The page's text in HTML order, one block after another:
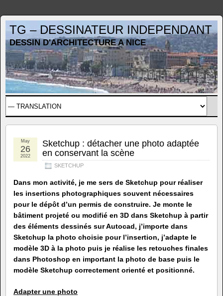
TG – DESSINATEUR INDEPENDANT
DESSIN D'ARCHITECTURE A NICE
Sketchup : détacher une photo adaptée
en conservant la scène
SKETCHUP
May
26
2022
Dans mon activité, je me sers de Sketchup pour réaliser
les insertions photographiques souvent nécessaires
pour le dépôt d’un permis de construire. Je monte le
bâtiment projeté ou modifié en 3D dans Sketchup à partir
des éléments dessinés sur Autocad, j’importe dans
Sketchup la photo choisie pour l’insertion, j’adapte le
modèle 3D à la photo puis je réalise les retouches finales
dans Photoshop en important la photo de base puis le
modèle Sketchup correctement orienté et positionné.
Adapter une photo